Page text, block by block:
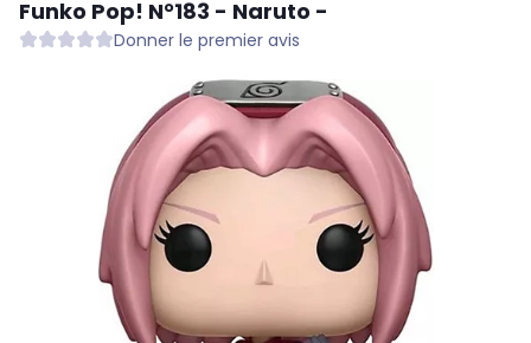
Funko Pop! N°183 - Naruto -
Donner le premier avis